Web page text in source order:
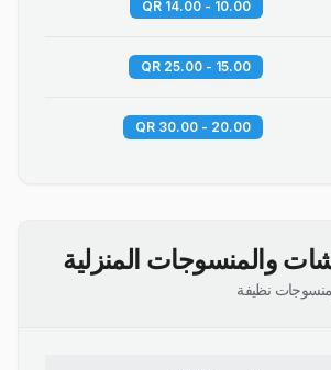
10.00 - 14.00 QR
15.00 - 25.00 QR
20.00 - 30.00 QR
والمنسوجات المنزلية
نظيفة